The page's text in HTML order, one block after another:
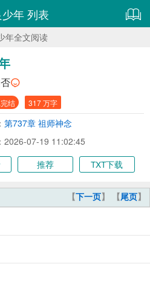
年 列表
年全文阅读
结 317 万字
第737章 祖师神念
2026-07-19 11:02:45
推荐 TXT下载
【下一页】 【尾页】